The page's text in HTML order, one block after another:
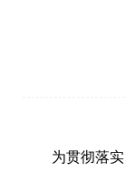
为贯彻落实